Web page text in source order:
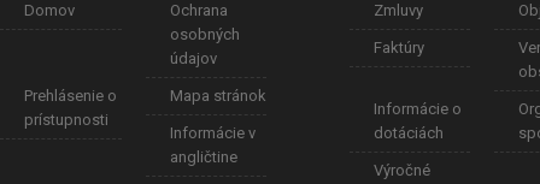
Domov
Ochrana
osobných
údajov
Prehlásenie o
prístupnosti
Mapa stránok
Informácie v
angličtine
Zmluvy
Faktúry
Informácie o
dotáciách
Výročné